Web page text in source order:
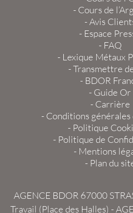
- Cours de
-Avis
- Espace
- FAQ
- Lexique Métaux
-Transmettre
- BDOR
- Guide Or
- Carrière
- Conditions
- Politique
- Politique de
- Mentions
- Plan du
AGENCE BDOR 67000
Travail (Place des Halles) -